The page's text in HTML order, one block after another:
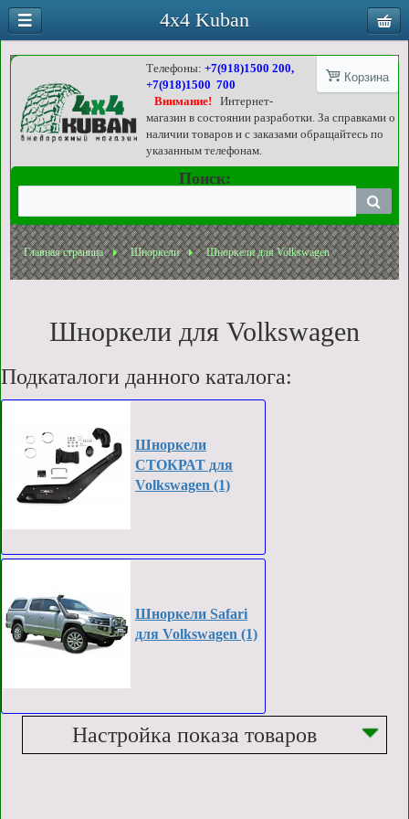
Корзина
Телефоны:+7(918)1500 200,
+7(918)1500 700
Внимание!
Интернет-
магазин в состоянии разработки. За справками о
наличии товаров и с заказами обращайтесь по
указанным телефонам.
Поиск:
Главная страница Шноркели Шноркели для Volkswagen
Шноркели для Volkswagen
Подкаталоги данного каталога:
Шноркели
СТОКРАТ для
Volkswagen (1)
Шноркели Safari
для Volkswagen (1)
Настройка показа товаров
4x4 Kuban